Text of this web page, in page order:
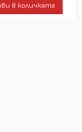
в количката